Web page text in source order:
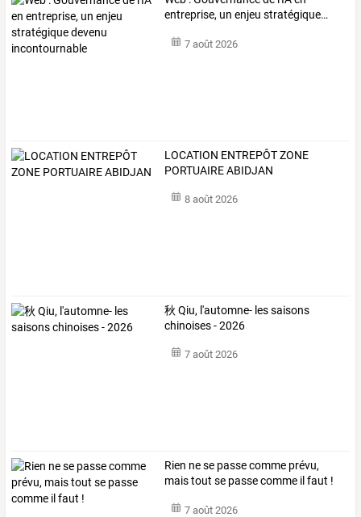
entreprise, un enjeu stratégique…
7 août 2026
LOCATION ENTREPÔT ZONE
PORTUAIRE ABIDJAN
8 août 2026
秋 Qiu, l'automne- les saisons
chinoises - 2026
7 août 2026
Rien ne se passe comme prévu,
mais tout se passe comme il faut !
7 août 2026